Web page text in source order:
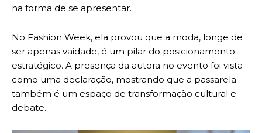
na forma de se apresentar.
No Fashion Week, ela provou que a moda, longe de
ser apenas vaidade, é um pilar do posicionamento
estratégico. A presença da autora no evento foi vista
como uma declaração, mostrando que a passarela
também é um espaço de transformação cultural e
debate.